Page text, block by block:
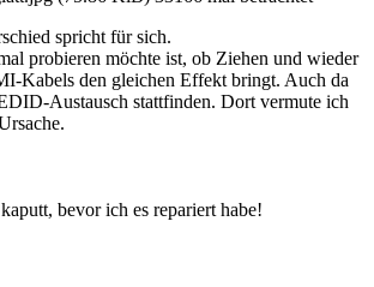
spricht für sich.
probieren möchte ist, ob Ziehen und wieder
Kabels den gleichen Effekt bringt. Auch da
Austausch stattfinden. Dort vermute ich
bevor ich es repariert habe!